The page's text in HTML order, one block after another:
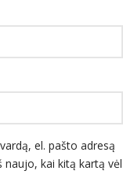
el. pašto adresą
kai kitą kartą vėl